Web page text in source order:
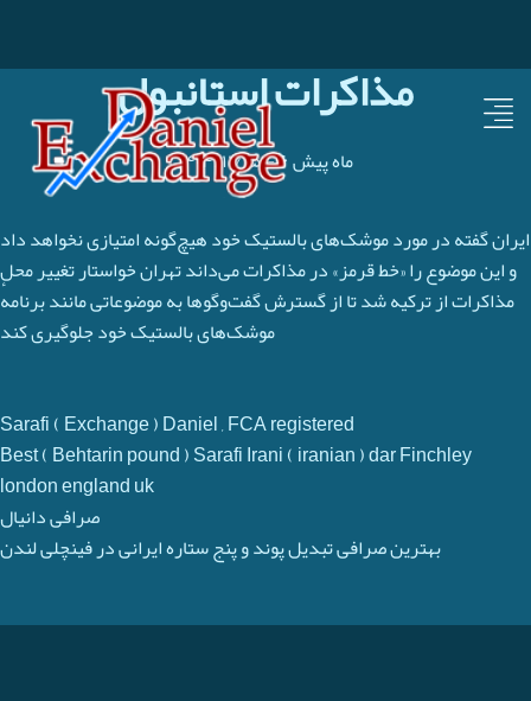
مذاکرات استانبول
۱۴۰۴/۱۱/۱۵- ۶ ماه پیش
ایران گفته در مورد موشک‌های بالستیک خود هیچ‌گونه امتیازی نخواهد داد
و این موضوع را «خط قرمز» در مذاکرات می‌داند تهران خواستار تغییر محل
مذاکرات از ترکیه شد تا از گسترش گفت‌وگوها به موضوعاتی مانند برنامهٔ
موشک‌های بالستیک خود جلوگیری کند
Sarafi ( Exchange ) Daniel , FCA registered
Best ( Behtarin pound ) Sarafi Irani ( iranian ) dar Finchley
london england uk
صرافی دانیال
بهترین صرافی تبدیل پوند و پنج ستاره ایرانی در فینچلی لندن